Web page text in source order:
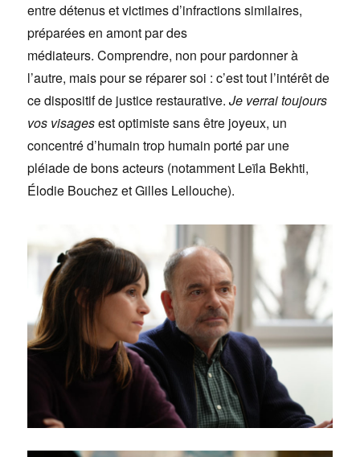
entre détenus et victimes d’infractions similaires,
préparées en amont par des
médiateurs. Comprendre, non pour pardonner à
l’autre, mais pour se réparer soi : c’est tout l’intérêt de
ce dispositif de justice restaurative.Je verrai toujours
vos visagesest optimiste sans être joyeux, un
concentré d’humain trop humain porté par une
pléiade de bons acteurs (notamment Leïla Bekhti,
Élodie Bouchez et Gilles Lellouche).